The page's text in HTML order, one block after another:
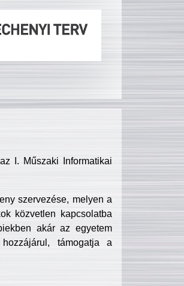
I. Műszaki Informatikai
szervezése, melyen a
közvetlen kapcsolatba
akár az egyetem
támogatja a